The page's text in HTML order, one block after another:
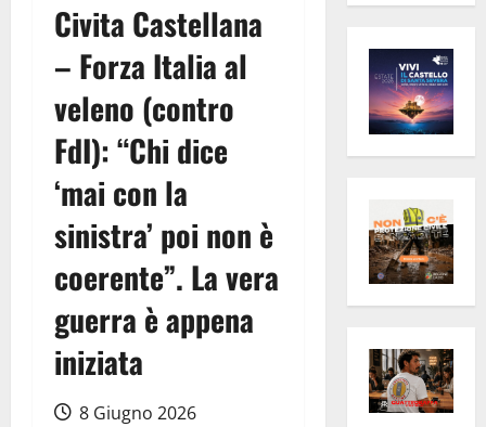
Civita Castellana
– Forza Italia al
veleno (contro
FdI): “Chi dice
‘mai con la
sinistra’ poi non è
coerente”. La vera
guerra è appena
iniziata
8 Giugno 2026